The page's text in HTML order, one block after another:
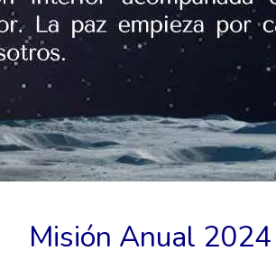
Misión Anual 2024